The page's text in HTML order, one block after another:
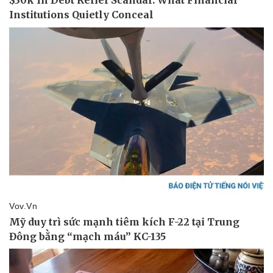
Doanh nghiệp Công nghệ